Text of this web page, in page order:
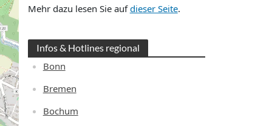
Mehr dazu lesen Sie aufdieser Seite.
Infos & Hotlines regional
Bonn
Bremen
Bochum